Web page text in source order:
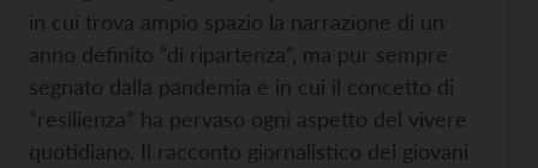
in cui trova ampio spazio la narrazione di un
anno definito “di ripartenza”, ma pur sempre
segnato dalla pandemia e in cui il concetto di
“resilienza” ha pervaso ogni aspetto del vivere
quotidiano. Il racconto giornalistico dei giovani